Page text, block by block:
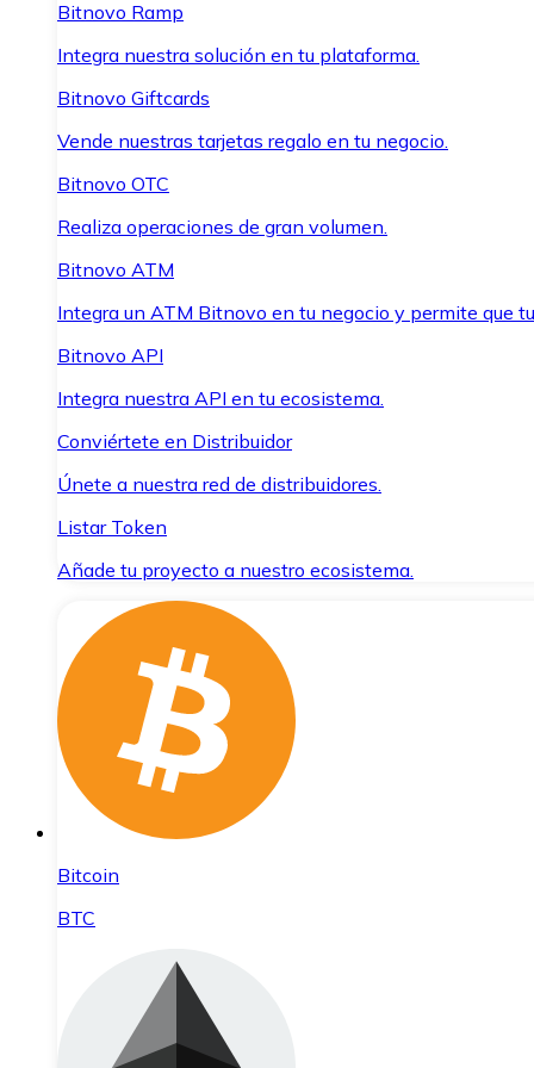
Bitnovo Ramp
Integra nuestra solución en tu plataforma.
Bitnovo Giftcards
Vende nuestras tarjetas regalo en tu negocio.
Bitnovo OTC
Realiza operaciones de gran volumen.
Bitnovo ATM
Integra un ATM Bitnovo en tu negocio y permite que
Bitnovo API
Integra nuestra API en tu ecosistema.
Conviértete en Distribuidor
Únete a nuestra red de distribuidores.
Listar Token
Añade tu proyecto a nuestro ecosistema.
Bitcoin
BTC